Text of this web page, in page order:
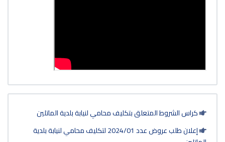
كراس الشروط المتعلق بتكليف محامي لنيابة بلدية الماتلين
إعلان طلب عروض عدد 2024/01 لتكليف محامي لنيابة بلدية